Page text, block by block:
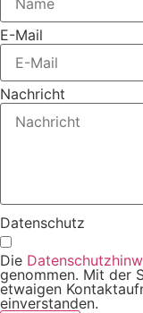
E-Mail
Nachricht
Datenschutz
Die
genommen. Mit der
etwaigen
einverstanden.